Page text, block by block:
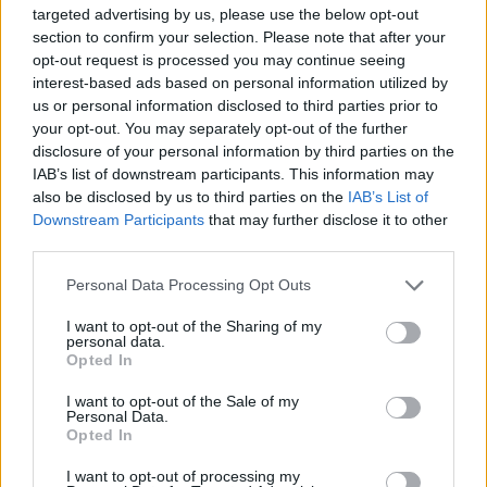
targeted advertising by us, please use the below opt-out
section to confirm your selection. Please note that after your
opt-out request is processed you may continue seeing
interest-based ads based on personal information utilized by
us or personal information disclosed to third parties prior to
your opt-out. You may separately opt-out of the further
disclosure of your personal information by third parties on the
IAB’s list of downstream participants. This information may
also be disclosed by us to third parties on the IAB’s List of
Downstream Participants that may further disclose it to other
Personal Data Processing Opt Outs
I want to opt-out of the Sharing of my
personal data.
Opted In
I want to opt-out of the Sale of my
Personal Data.
Opted In
I want to opt-out of processing my
photograph
Σύλλογος Πελοποννησίων
Θεσσαλονίκης "Ο
Κολοκοτρώνης": Πρώτο
Αντάμωμα Πελοποννησίων στο
Ραμοβούνι Μεσσηνίας, 2/9/2006
Saturday, September 2, 2006 --
ΔΙΑΦΟΡΑ/Φωτογραφικό υλικό
O Πρόεδρος του Συλλόγου
Κολοκοτρώνης" Αναστάσιος Καλαμπόκης απονέμει
τιμητική πλακέτα στον Πρόεδρο της Δημοκρατίας
Κάρολο Παπούλια